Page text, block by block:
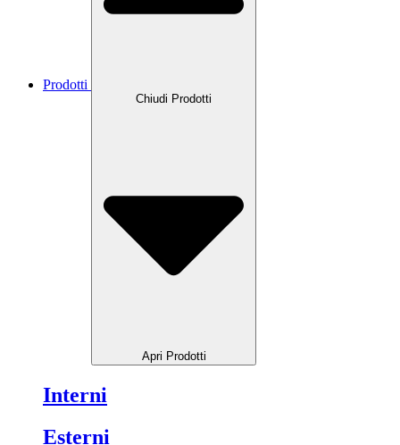
Prodotti
Chiudi Prodotti
Apri Prodotti
Interni
Esterni